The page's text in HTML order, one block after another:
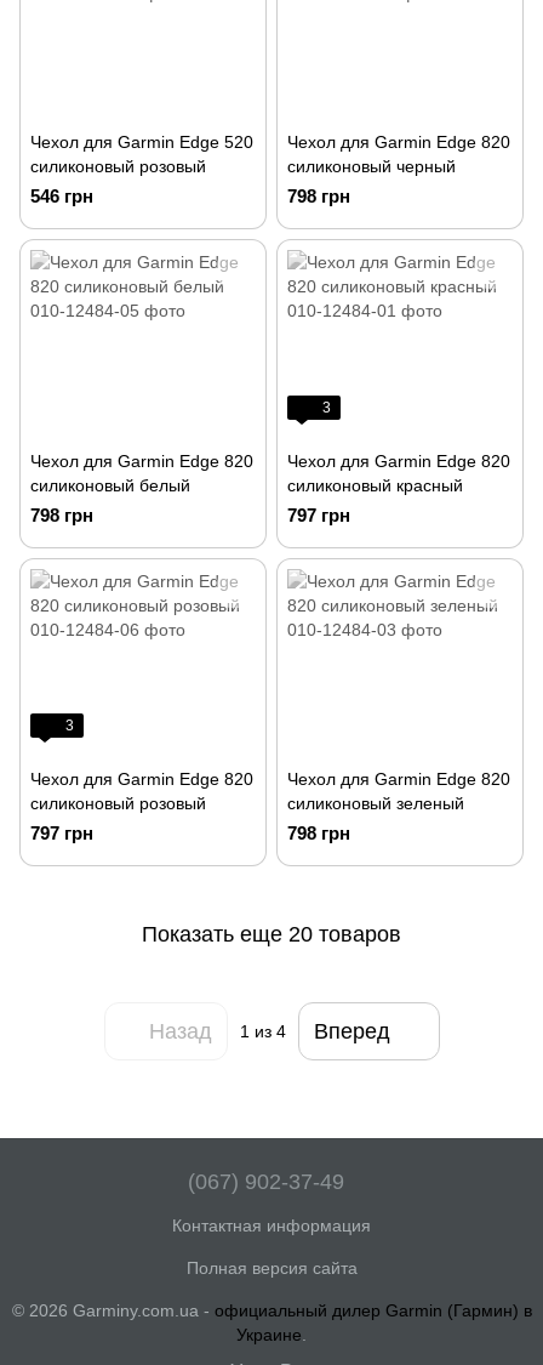
Чехол для Garmin Edge 520
силиконовый розовый
546 грн
Чехол для Garmin Edge 820
силиконовый черный
798 грн
Чехол для Garmin Edge 820
силиконовый белый
798 грн
3
Чехол для Garmin Edge 820
силиконовый красный
797 грн
3
Чехол для Garmin Edge 820
силиконовый розовый
797 грн
Чехол для Garmin Edge 820
силиконовый зеленый
798 грн
Показать еще 20 товаров
Назад 1 из 4 Вперед
(067) 902-37-49
Контактная информация
Полная версия сайта
© 2026 Garminy.com.ua - официальный дилер Garmin (Гармин) в
Украине